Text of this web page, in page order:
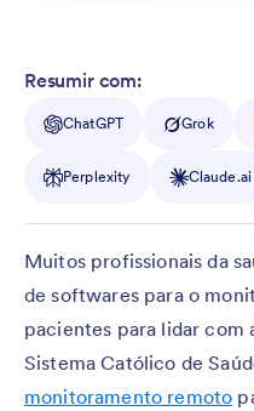
Resumir com:
ChatGPT Grok
Perplexity Claude.ai
Muitos profissionais da
de softwares para o
pacientes para lidar com
Sistema Católico de
monitoramento remoto